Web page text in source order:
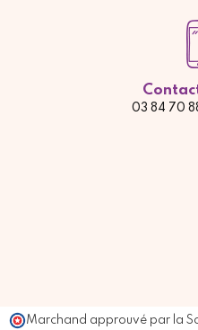
03 84 70
Marchand approuvé par la